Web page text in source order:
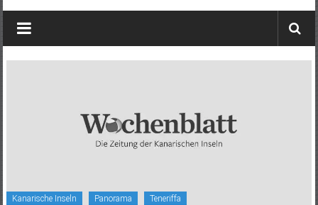
Wochenblatt
die
Kanarische Inseln Panorama Teneriffa